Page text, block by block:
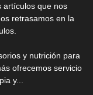
artículos que nos
retrasamos en la
y nutrición para
ofrecemos servicio
y...